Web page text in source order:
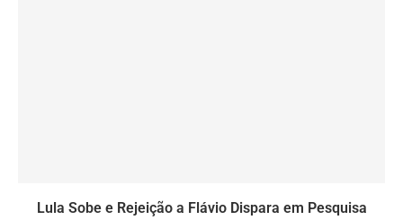
Lula Sobe e Rejeição a Flávio Dispara em Pesquisa